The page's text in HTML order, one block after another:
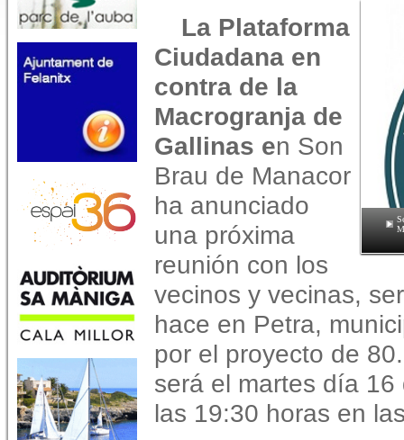
La Plataforma
Ciudadana en
contra de la
Macrogranja de
Gallinas en Son
Brau de Manacor
ha anunciado
una próxima
reunión con los
vecinos y vecinas,
hace en Petra,
por el proyecto de
será el martes día
las 19:30 horas en